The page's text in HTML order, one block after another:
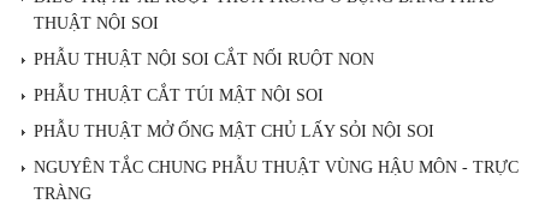
THUẬT NỘI SOI
PHẪU THUẬT NỘI SOI CẮT NỐI RUỘT NON
PHẪU THUẬT CẮT TÚI MẬT NỘI SOI
PHẪU THUẬT MỞ ỐNG MẬT CHỦ LẤY SỎI NỘI SOI
NGUYÊN TẮC CHUNG PHẪU THUẬT VÙNG HẬU MÔN - TRỰC
TRÀNG